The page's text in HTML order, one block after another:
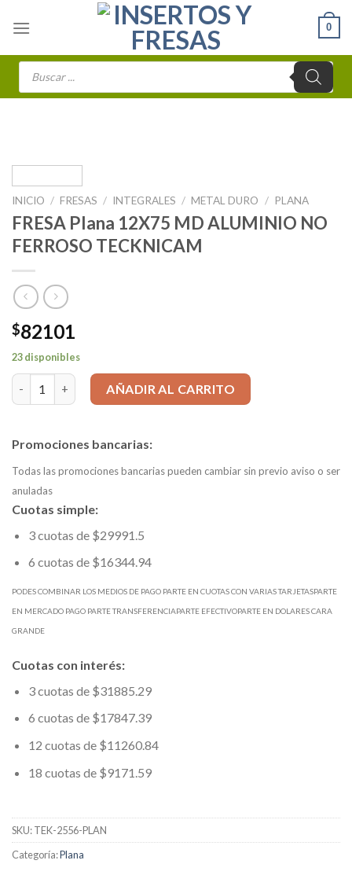
0
Búsqueda
INICIO / FRESAS / INTEGRALES / METAL DURO / PLANA
FRESA Plana 12X75 MD ALUMINIO NO
FERROSO TECKNICAM
$82101
23 disponibles
FRESA Plana 12X75 MD ALUMINIO NO FERROSO TECKNICAM
AÑADIR AL CARRITO
Promociones bancarias:
Todas las promociones bancarias pueden cambiar sin previo aviso o ser
anuladas
Cuotas simple:
3 cuotas de $29991.5
6 cuotas de $16344.94
PODES COMBINAR LOS MEDIOS DE PAGO PARTE EN CUOTAS CON VARIAS TARJETASPARTE
EN MERCADO PAGO PARTE TRANSFERENCIAPARTE EFECTIVOPARTE EN DOLARES CARA
GRANDE
Cuotas con interés:
3 cuotas de $31885.29
6 cuotas de $17847.39
12 cuotas de $11260.84
18 cuotas de $9171.59
SKU:TEK-2556-PLAN
Categoría:Plana